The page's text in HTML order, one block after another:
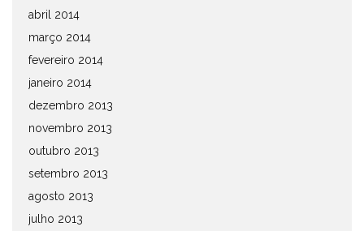
abril 2014
março 2014
fevereiro 2014
janeiro 2014
dezembro 2013
novembro 2013
outubro 2013
setembro 2013
agosto 2013
julho 2013